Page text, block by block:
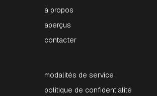
à propos
aperçus
contacter
modalités de service
politique de confidentialité